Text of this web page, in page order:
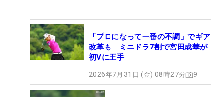
「プロになって一番の不調」でギア
改革も ミニドラ7割で宮田成華が
初Vに王手
2026年7月31日 (金) 08時27分 9